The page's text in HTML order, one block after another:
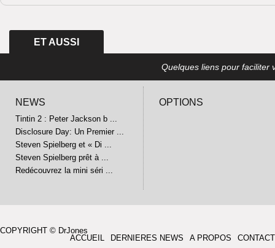
ET AUSSI
Quelques liens pour faciliter
NEWS
Tintin 2 : Peter Jackson b ...
Disclosure Day: Un Premier ...
Steven Spielberg et « Di ...
Steven Spielberg prêt à ...
Redécouvrez la mini séri ...
OPTIONS
COPYRIGHT © DrJones
ACCUEIL
DERNIERES NEWS A PROPOS CONTACT